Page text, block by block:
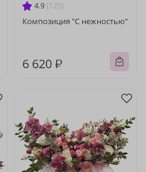
4.9 (125)
Композиция "С нежностью"
6 620 ₽